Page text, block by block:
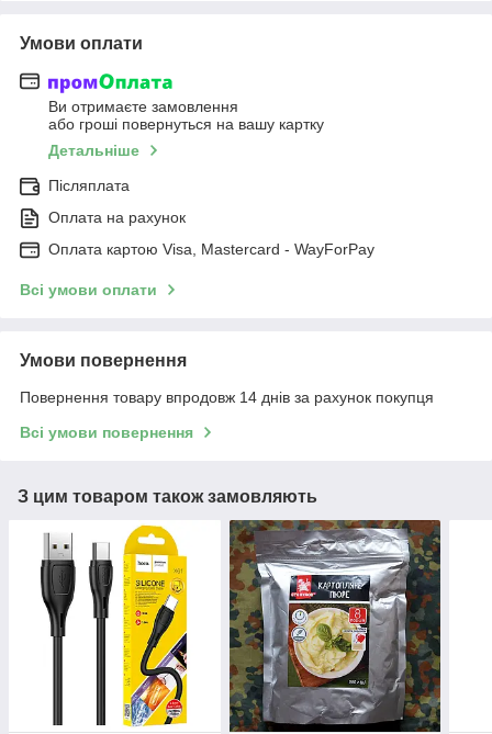
Умови оплати
Ви отримаєте замовлення
або гроші повернуться на вашу картку
Детальніше
Післяплата
Оплата на рахунок
Оплата картою Visa, Mastercard - WayForPay
Всі умови оплати
Умови повернення
Повернення товару впродовж 14 днів за рахунок покупця
Всі умови повернення
З цим товаром також замовляють